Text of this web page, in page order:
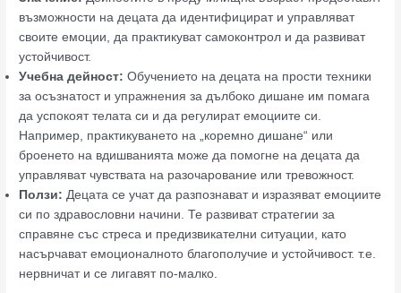
възможности на децата да идентифицират и управляват
своите емоции, да практикуват самоконтрол и да развиват
устойчивост.
Учебна дейност: Обучението на децата на прости техники
за осъзнатост и упражнения за дълбоко дишане им помага
да успокоят телата си и да регулират емоциите си.
Например, практикуването на „коремно дишане“ или
броенето на вдишванията може да помогне на децата да
управляват чувствата на разочарование или тревожност.
Ползи: Децата се учат да разпознават и изразяват емоциите
си по здравословни начини. Те развиват стратегии за
справяне със стреса и предизвикателни ситуации, като
насърчават емоционалното благополучие и устойчивост. т.е.
нервничат и се лигавят по-малко.